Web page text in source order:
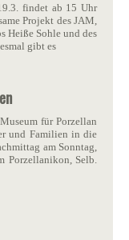
findet ab 15 Uhr
Projekt des JAM,
Heiße Sohle und des
gibt es
für Porzellan
und Familien in die
am Sonntag,
Porzellanikon, Selb.